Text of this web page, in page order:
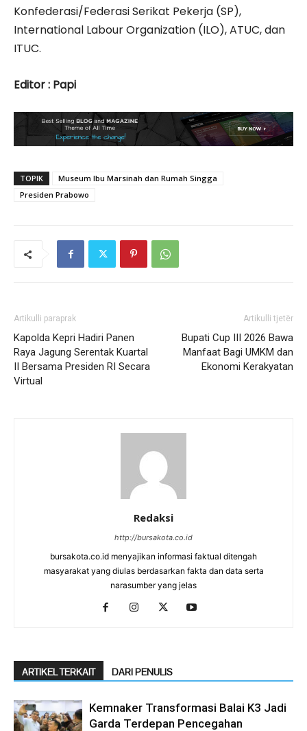
Konfederasi/Federasi Serikat Pekerja (SP),
International Labour Organization (ILO), ATUC, dan
ITUC.
Editor : Papi
TOPIK
Museum Ibu Marsinah dan Rumah Singga
Presiden Prabowo
Artikulli paraprak
Kapolda Kepri Hadiri Panen
Raya Jagung Serentak Kuartal
II Bersama Presiden RI Secara
Virtual
Artikulli tjetër
Bupati Cup III 2026 Bawa
Manfaat Bagi UMKM dan
Ekonomi Kerakyatan
Redaksi
http://bursakota.co.id
bursakota.co.id menyajikan informasi faktual ditengah
masyarakat yang diulas berdasarkan fakta dan data serta
narasumber yang jelas
ARTIKEL TERKAIT DARI PENULIS
Kemnaker Transformasi Balai K3 Jadi
Garda Terdepan Pencegahan